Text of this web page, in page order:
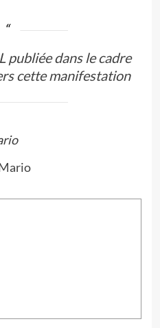
publiée dans le cadre
cette manifestation